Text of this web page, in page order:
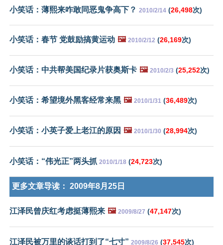
小笑话：薄熙来咋敢同恶鬼争高下？ 2010/2/14 (26,498次)
小笑话：春节 党鼓励搞黄运动 🖼️ 2010/2/12 (26,169次)
小笑话：中共帮美国纪录片获奥斯卡 🖼️ 2010/2/3 (25,252次)
小笑话：希望境外黑客经常来黑 🖼️ 2010/1/31 (36,489次)
小笑话：小英子爱上老江的原因 🖼️ 2010/1/30 (28,994次)
小笑话：“伟光正”两头抓 2010/1/18 (24,723次)
更多文章导读： 2009年8月25日
江泽民曾庆红考虑挺薄熙来 🖼️ 2009/8/27 (47,147次)
江泽民被万里的谈话打到了“七寸” 2009/8/26 (37,545次)